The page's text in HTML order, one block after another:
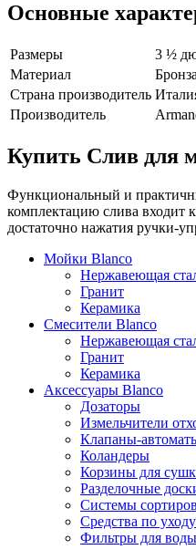
Основные
Размеры
3 ½
Материал
Страна производитель
Производитель
Купить Слив для
Функциональный и
комплектацию слива входит
достаточно нажатия ручки-
Мойки Blanco
Нержавеющая
Гранит
Керамика
Смесители Blanco
Нержавеющая
Гранит
Керамика
Аксессуары Blanco
Дозаторы
Измельчители
Клапаны-
Коландеры
Корзины для
Разделочные
Системы
Средства по уходу
Фильтры для воды